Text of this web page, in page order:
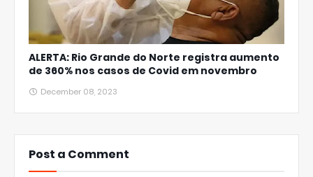
ALERTA: Rio Grande do Norte registra aumento
de 360% nos casos de Covid em novembro
December 08, 2023
Post a Comment